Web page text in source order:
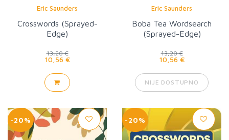
Eric Saunders
Crosswords (Sprayed-
Edge)
13,20 €
10,56 €
Eric Saunders
Boba Tea Wordsearch
(Sprayed-Edge)
13,20 €
10,56 €
NIJE DOSTUPNO
-20% -20%